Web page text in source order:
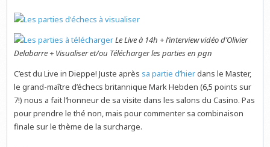
Le Live à 14h + l’interview vidéo d’Olivier
Delabarre + Visualiser et/ou Télécharger les parties en pgn
C’est du Live in Dieppe! Juste après sa partie d’hierdans le Master,
le grand-maître d’échecs britannique Mark Hebden (6,5 points sur
7!) nous a fait l’honneur de sa visite dans les salons du Casino. Pas
pour prendre le thé non, mais pour commenter sa combinaison
finale sur le thème de la surcharge.